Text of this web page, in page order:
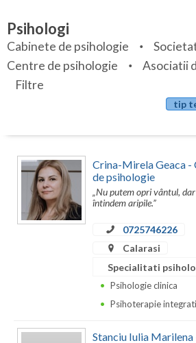
Bihor
Bistrita-Nasaud
Botosani
Bucuresti
Buzau
Specialitati
Servicii
Articole
Cabinet
Membri
Psihologi
Cabinete de psihologie
Centre de psihologie
Asociatii
Filtre
tip
Crina-Mirela Geaca -
de psihologie
„Nu putem opri vântul,
întindem aripile.”
0725746226
Calarasi
Specialitati
Psihologie clinica
Psihoterapie
Stanciu Iulia